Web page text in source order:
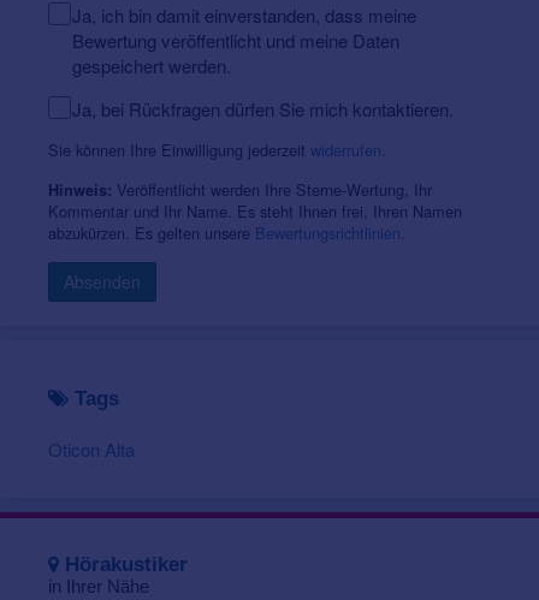
Ja, ich bin damit einverstanden, dass meine
Bewertung veröffentlicht und meine Daten
gespeichert werden.
Ja, bei Rückfragen dürfen Sie mich kontaktieren.
Sie können Ihre Einwilligung jederzeit widerrufen
Hinweis: Veröffentlicht werden Ihre Sterne-Wertung, Ihr
Kommentar und Ihr Name. Es steht Ihnen frei, Ihren Namen
abzukürzen. Es gelten unsere Bewertungsrichtlinien
Absenden
Tags
Oticon Alta
Hörakustiker
in Ihrer Nähe